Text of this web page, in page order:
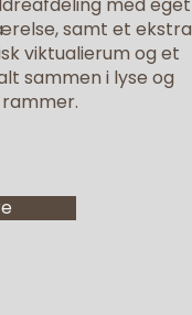
samt et ekstra
viktualierum og et
sammen i lyse og